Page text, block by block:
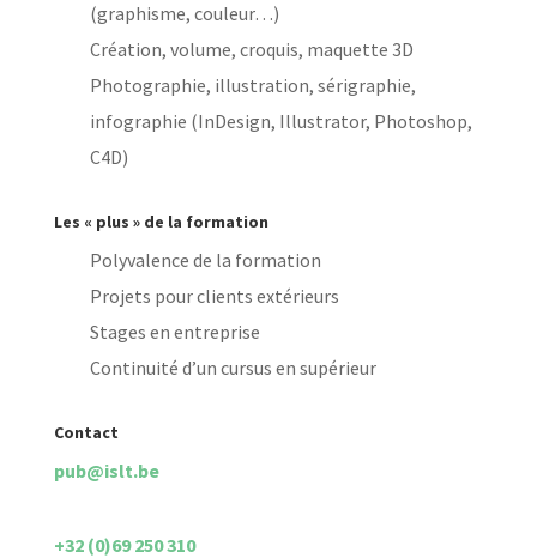
(graphisme, couleur…)
Création, volume, croquis, maquette 3D
Photographie, illustration, sérigraphie,
infographie (InDesign, Illustrator, Photoshop,
C4D)
Les « plus » de la formation
Polyvalence de la formation
Projets pour clients extérieurs
Stages en entreprise
Continuité d’un cursus en supérieur
Contact
pub@islt.be
+32 (0)69 250 310